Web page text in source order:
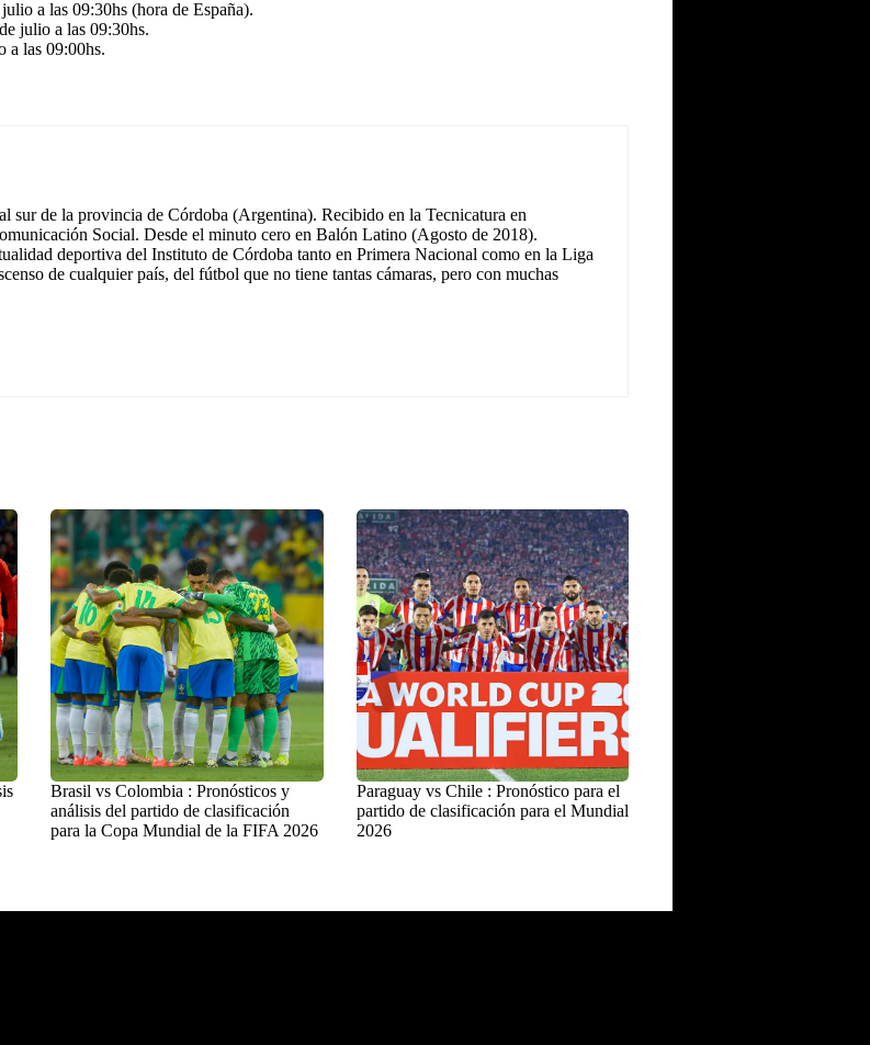
a las 09:30hs (hora de España).
julio a las 09:30hs.
a las 09:00hs.
sur de la provincia de Córdoba (Argentina). Recibido en la Tecnicatura en
Social. Desde el minuto cero en Balón Latino (Agosto de 2018).
deportiva del Instituto de Córdoba tanto en Primera Nacional como en la Liga
de cualquier país, del fútbol que no tiene tantas cámaras, pero con muchas
Brasil vs Colombia : Pronósticos y
análisis del partido de clasificación
para la Copa Mundial de la FIFA 2026
Paraguay vs Chile : Pronóstico para el
partido de clasificación para el Mundial
2026